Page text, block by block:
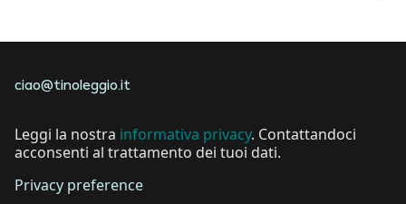
ciao@tinoleggio.it
Leggi la nostra informativa privacy. Contattandoci
acconsenti al trattamento dei tuoi dati.
Privacy preference